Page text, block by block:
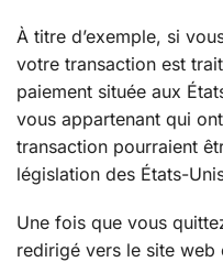
À titre d’exemple, si
votre transaction est
paiement située aux
vous appartenant qui
transaction pourraient
législation des États-
Une fois que vous
redirigé vers le site web